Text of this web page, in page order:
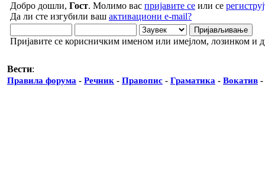
Добро дошли, Гост. Молимо вас пријавите се или се
Да ли сте изгубили ваш активациони e-mail?
Пријавите се корисничким именом или имејлом, лозинком и
Вести:
Правила форума - Речник - Правопис - Граматика - Вокатив -